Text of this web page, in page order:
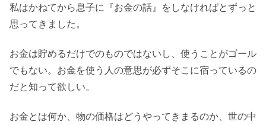
私はかねてから息子に『お金の話』をしなければとずっと
思ってきました。
お金は貯めるだけでのものではないし、使うことがゴール
でもない。お金を使う人の意思が必ずそこに宿っているの
だと知って欲しい。
お金とは何か、物の価格はどうやってきまるのか、世の中